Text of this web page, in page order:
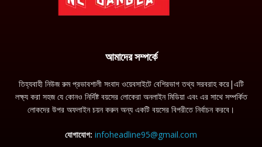
আমাদের সম্পর্কে
তিহ্যবাহী নিউজ রুম প্রভাবশালী সংবাদ ওয়েবসাইটে বেশিরভাগ তথ্য সরবরাহ করে|এটি
লক্ষ্য করা সহজ যে কোনও নির্দিষ্ট বয়সের লোকেরা অনলাইন মিডিয়া এবং এর সাথে সম্পর্কিত
লোকদের উপর অফলাইন চয়ন করুন অন্য একটি বয়সের বিপরীতে নির্বাচন করবে।
যোগাযোগ: infoheadline95@gmail.com